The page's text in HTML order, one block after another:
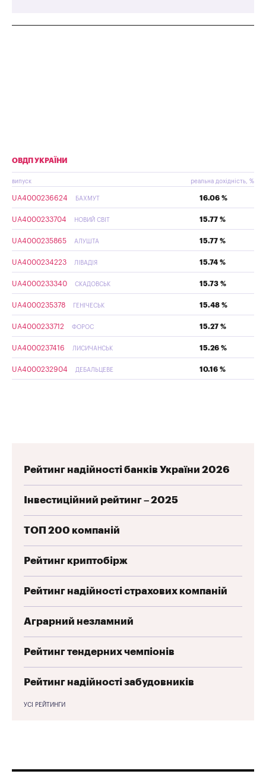
ОВДП УКРАЇНИ
випуск реальна дохідність, %
UA4000236624 БАХМУТ 16.06 %
UA4000233704 НОВИЙ СВІТ 15.77 %
UA4000235865 АЛУШТА 15.77 %
UA4000234223 ЛІВАДІЯ 15.74 %
UA4000233340 СКАДОВСЬК 15.73 %
UA4000235378 ГЕНІЧЕСЬК 15.48 %
UA4000233712 ФОРОС 15.27 %
UA4000237416 ЛИСИЧАНСЬК 15.26 %
UA4000232904 ДЕБАЛЬЦЕВЕ 10.16 %
Рейтинг надійності банків України 2026
Інвестиційний рейтинг – 2025
ТОП 200 компаній
Рейтинг криптобірж
Рейтинг надійності страхових компаній
Аграрний незламний
Рейтинг тендерних чемпіонів
Рейтинг надійності забудовників
УСІ РЕЙТИНГИ